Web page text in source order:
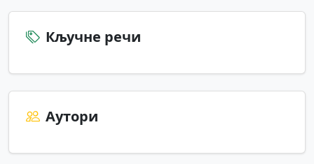
Кључне речи
Аутори